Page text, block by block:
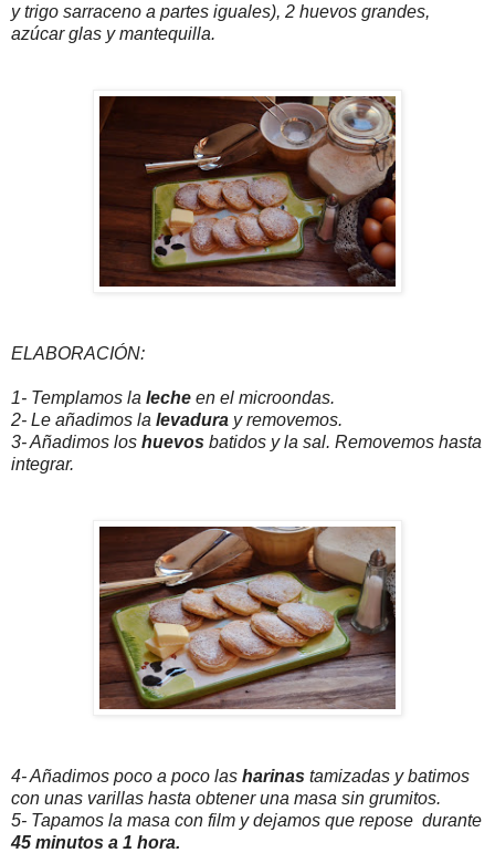
y trigo sarraceno a partes iguales), 2 huevos grandes,
azúcar glas y mantequilla.
ELABORACIÓN:
1- Templamos la leche en el microondas.
2- Le añadimos la levadura y removemos.
3- Añadimos los huevos batidos y la sal. Removemos hasta
integrar.
4- Añadimos poco a poco las harinas tamizadas y batimos
con unas varillas hasta obtener una masa sin grumitos.
5- Tapamos la masa con film y dejamos que repose durante
45 minutos a 1 hora.